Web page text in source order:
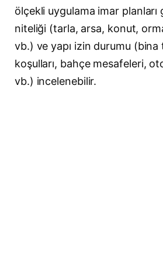
ölçekli uygulama imar
niteliği (tarla, arsa, konut,
vb.) ve yapı izin durumu
koşulları, bahçe mesafeleri,
vb.) incelenebilir.